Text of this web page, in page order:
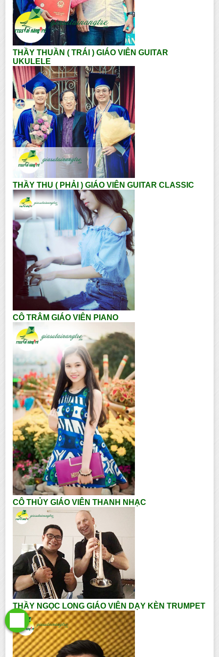
THẦY THUẦN ( TRÁI ) GIÁO VIÊN GUITAR
UKULELE
THẦY THU ( PHẢI ) GIÁO VIÊN GUITAR CLASSIC
CÔ TRÂM GIÁO VIÊN PIANO
CÔ THỦY GIÁO VIÊN THANH NHẠC
THẦY NGỌC LONG GIÁO VIÊN DẠY KÈN TRUMPET